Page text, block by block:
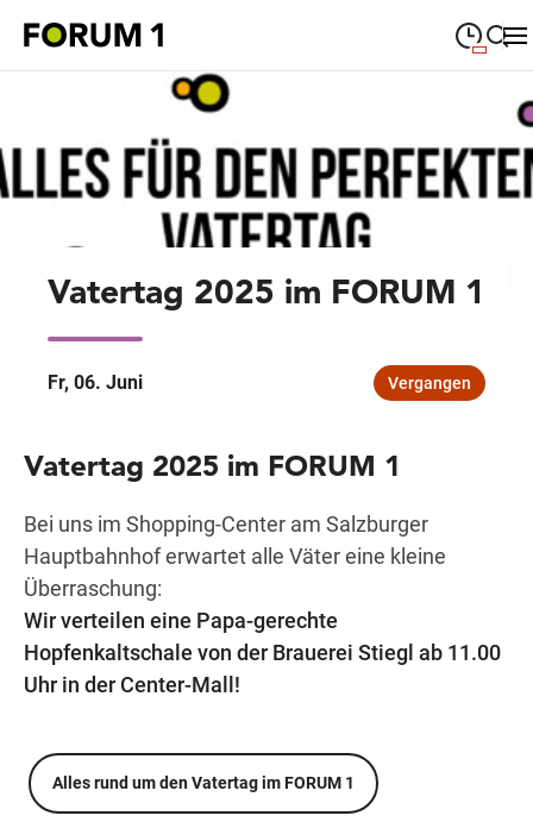
Dienstag
DIENSTAG 09:00 —19:00
Donnerstag
DONNERSTAG 09:00— 19:00
FREITAG
09:00—18:00
Wegbeschreibung
Vatertag 2025 im FORUM 1
Fr, 06. Juni Vergangen
Vatertag 2025 im FORUM 1
Bei uns im Shopping-Center am Salzburger
Hauptbahnhof erwartet alle Väter eine kleine
Überraschung:
Wir verteilen eine Papa-gerechte
Hopfenkaltschale von der Brauerei Stiegl ab 11.00
Uhr in der Center-Mall!
Alles rund um den Vatertag im FORUM 1